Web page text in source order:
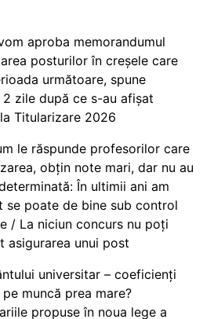
aproba memorandumul
posturilor în creșele care
următoare, spune
zile după ce s-au afișat
Titularizare 2026
le răspunde profesorilor care
obțin note mari, dar nu au
În ultimii ani am
se poate de bine sub control
/ La niciun concurs nu poți
asigurarea unui post
universitar – coeficienți
muncă prea mare?
propuse în noua lege a